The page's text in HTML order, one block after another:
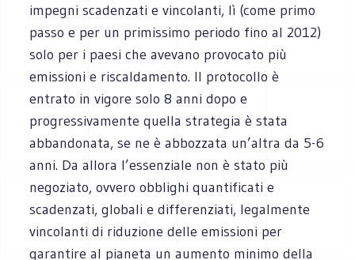
impegni scadenzati e vincolanti, lì (come primo
passo e per un primissimo periodo fino al 2012)
solo per i paesi che avevano provocato più
emissioni e riscaldamento. Il protocollo è
entrato in vigore solo 8 anni dopo e
progressivamente quella strategia è stata
abbandonata, se ne è abbozzata un’altra da 5-6
anni. Da allora l’essenziale non è stato più
negoziato, ovvero obblighi quantificati e
scadenzati, globali e differenziati, legalmente
vincolanti di riduzione delle emissioni per
garantire al pianeta un aumento minimo della